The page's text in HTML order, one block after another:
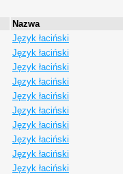
Nazwa
Język łaciński
Język łaciński
Język łaciński
Język łaciński
Język łaciński
Język łaciński
Język łaciński
Język łaciński
Język łaciński
Język łaciński